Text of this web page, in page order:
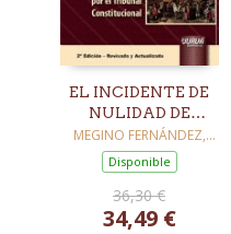
EL INCIDENTE DE
NULIDAD DE
ACTUACIONES EN
LA JUSTICIA
CONSTITUCIONAL
ESPAÑOLA
MEGINO FERNÁNDEZ,
DIEGO
Disponible
36,30 €
34,49 €